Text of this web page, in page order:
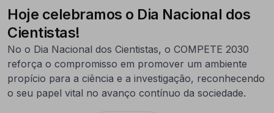
Hoje celebramos o Dia Nacional dos
Cientistas!
No o Dia Nacional dos Cientistas, o COMPETE 2030
reforça o compromisso em promover um ambiente
propício para a ciência e a investigação, reconhecendo
o seu papel vital no avanço contínuo da sociedade.